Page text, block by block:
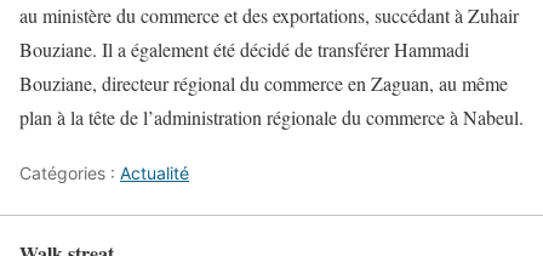
au ministère du commerce et des exportations, succédant à Zuhair
Bouziane. Il a également été décidé de transférer Hammadi
Bouziane, directeur régional du commerce en Zaguan, au même
plan à la tête de l’administration régionale du commerce à Nabeul.
Catégories : Actualité